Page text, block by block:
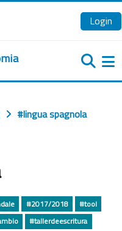
Login
#lingua spagnola
#2017/2018
#tool
#tallerdeescritura